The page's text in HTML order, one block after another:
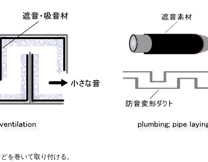
巻いて取り付ける。